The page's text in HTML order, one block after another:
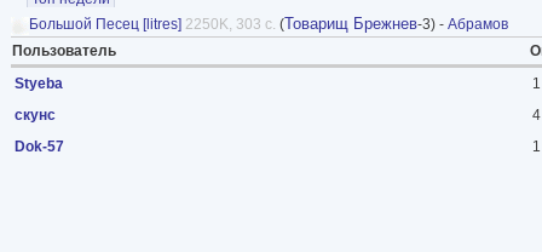
Большой Песец [litres] 2250K, 303 с. (Товарищ Брежнев-3) - Абрамов
Пользователь
Styeba
1
скунс
4
Dok-57
1